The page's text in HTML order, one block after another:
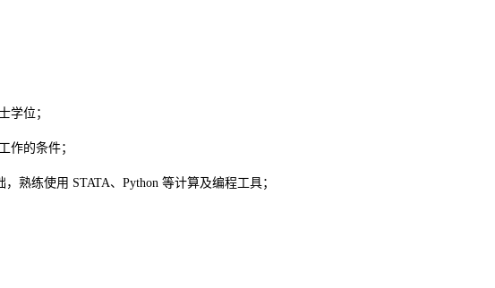
学位；
作的条件；
熟练使用 STATA、Python 等计算及编程工具；